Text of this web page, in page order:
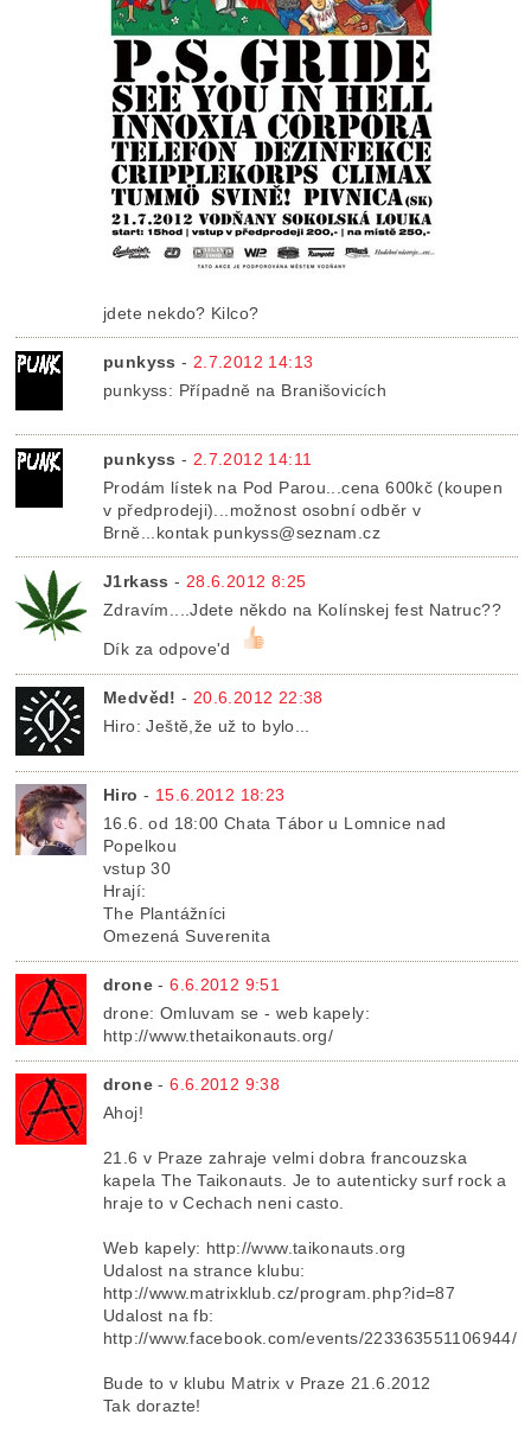
jdete nekdo? Kilco?
punkyss - 2.7.2012 14:13
punkyss: Případně na Branišovicích
punkyss - 2.7.2012 14:11
Prodám lístek na Pod Parou...cena 600kč (koupen
v předprodeji)...možnost osobní odběr v
Brně...kontak punkyss@seznam.cz
J1rkass - 28.6.2012 8:25
Zdravím....Jdete někdo na Kolínskej fest Natruc??
Dík za odpove'd
Medvěd! - 20.6.2012 22:38
Hiro: Ještě,že už to bylo...
Hiro - 15.6.2012 18:23
16.6. od 18:00 Chata Tábor u Lomnice nad
Popelkou
vstup 30
Hrají:
The Plantážníci
Omezená Suverenita
drone -6.6.2012 9:51
drone: Omluvam se - web kapely:
http://www.thetaikonauts.org/
drone -6.6.2012 9:38
Ahoj!
21.6 v Praze zahraje velmi dobra francouzska
kapela The Taikonauts. Je to autenticky surf rock a
hraje to v Cechach neni casto.
Web kapely: http://www.taikonauts.org
Udalost na strance klubu:
http://www.matrixklub.cz/program.php?id=87
Udalost na fb:
http://www.facebook.com/events/223363551106944/
Bude to v klubu Matrix v Praze 21.6.2012
Tak dorazte!